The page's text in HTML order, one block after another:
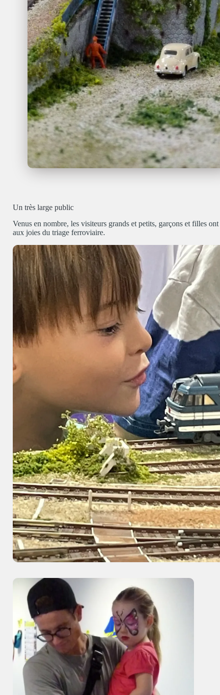
Un très large public
Venus en nombre, les visiteurs grands et petits, garçons et filles
aux joies du triage ferroviaire.